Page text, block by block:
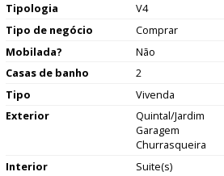
Tipologia
V4
Tipo de negócio
Comprar
Mobilada?
Não
Casas de banho
2
Tipo
Vivenda
Exterior
Quintal/Jardim
Garagem
Churrasqueira
Interior
Suite(s)